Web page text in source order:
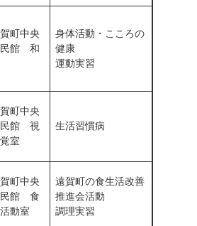
町中央
館 和
身体活動・こころの
健康
運動実習
町中央
館 視
室
生活習慣病
町中央
館 食
動室
遠賀町の食生活改善
推進会活動
調理実習